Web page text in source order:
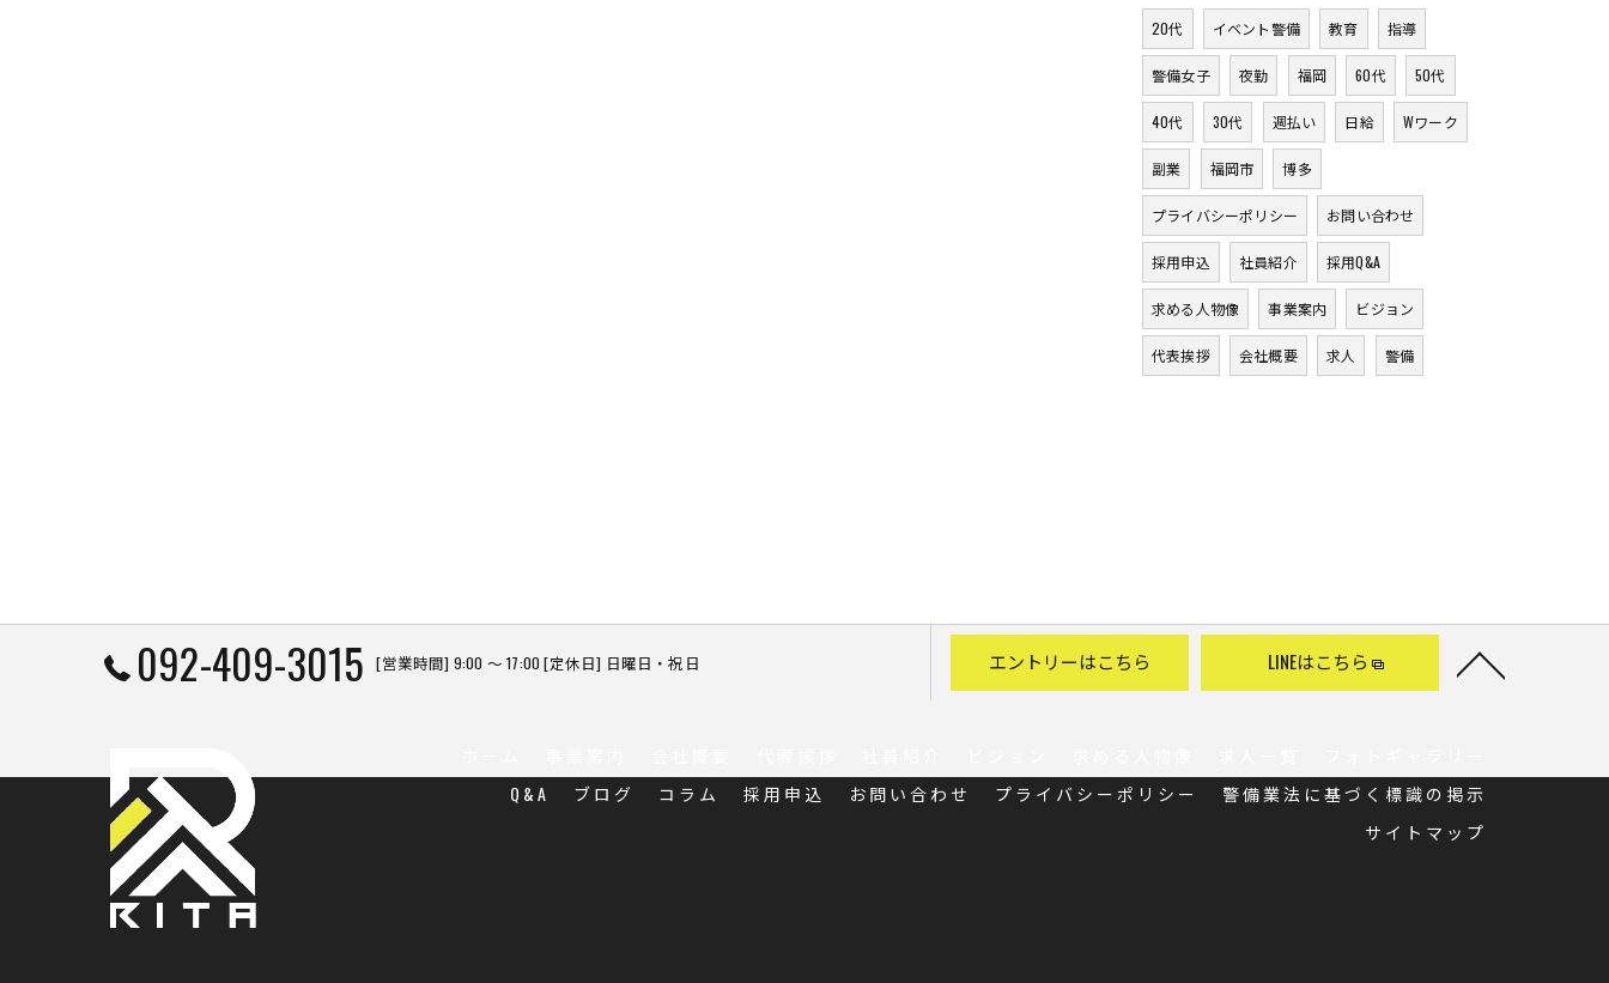
20代 イベント警備 教育 指導
警備女子 夜勤 福岡 60代 50代
40代 30代 週払い 日給 Wワーク
副業 福岡市 博多
プライバシーポリシー お問い合わせ
採用申込 社員紹介 採用Q&A
求める人物像 事業案内 ビジョン
代表挨拶 会社概要 求人 警備
092-409-3015 [営業時間] 9:00 〜 17:00 [定休日] 日曜日・祝日 エントリーはこちら LINEはこちら
Q&A
ブログ コラム 採用申込 お問い合わせ プライバシーポリシー
警備業法に基づく標識の掲示
サイトマップ